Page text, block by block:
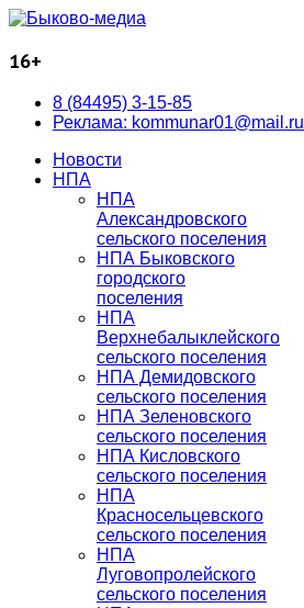
16+
8 (84495) 3-15-85
Реклама: kommunar01@mail.ru
Новости
НПА
НПА
Александровского
сельского поселения
НПА Быковского
городского
поселения
НПА
Верхнебалыклейского
сельского поселения
НПА Демидовского
сельского поселения
НПА Зеленовского
сельского поселения
НПА Кисловского
сельского поселения
НПА
Красносельцевского
сельского поселения
НПА
Луговопролейского
сельского поселения